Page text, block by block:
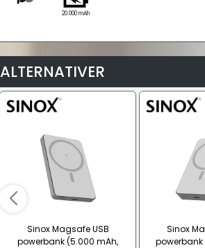
20.000 mAh
ALTERNATIVER
Sinox Magsafe USB
powerbank (5.000 mAh,
Sinox
powerbank